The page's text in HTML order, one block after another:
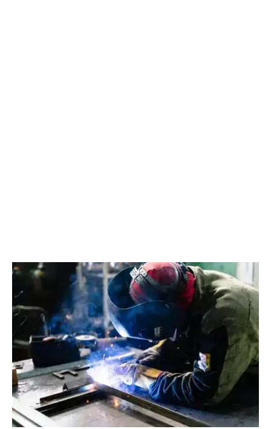
Service Bricoleur Soudure
Je cherche un soudeur
Service Soudure